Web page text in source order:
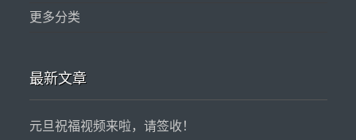
更多分类
最新文章
元旦祝福视频来啦，请签收！